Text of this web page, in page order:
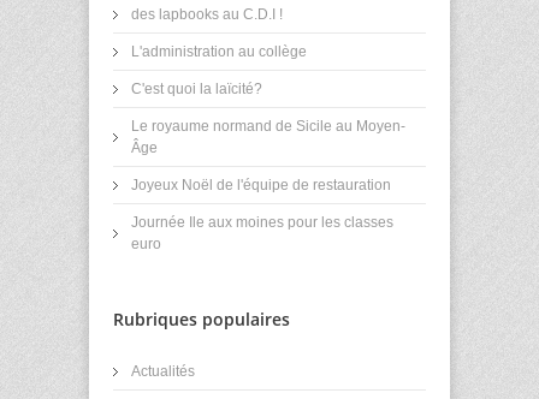
des lapbooks au C.D.I !
L'administration au collège
C'est quoi la laïcité?
Le royaume normand de Sicile au Moyen-
Âge
Joyeux Noël de l'équipe de restauration
Journée Ile aux moines pour les classes
euro
Rubriques populaires
Actualités